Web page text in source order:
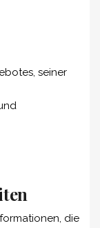
seiner
die